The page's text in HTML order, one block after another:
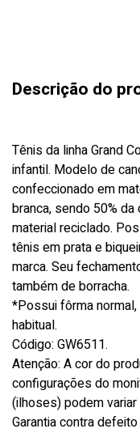
Descrição do
Tênis da linha Grand
infantil. Modelo de
confeccionado em
branca, sendo 50%
material reciclado.
tênis em prata e
marca. Seu
também de borracha.
*Possui fôrma
habitual.
Código: GW6511.
Atenção: A cor do
configurações do
(ilhoses) podem
Garantia contra